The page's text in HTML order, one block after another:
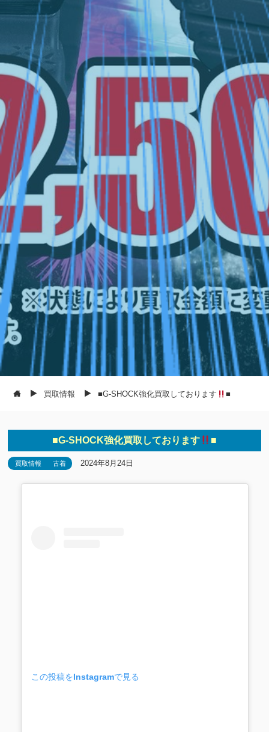
買取情報 ■G-SHOCK強化買取しております ■
■G-SHOCK強化買取しております ■
買取情報 古着 2024年8月24日
この投稿をInstagramで見る